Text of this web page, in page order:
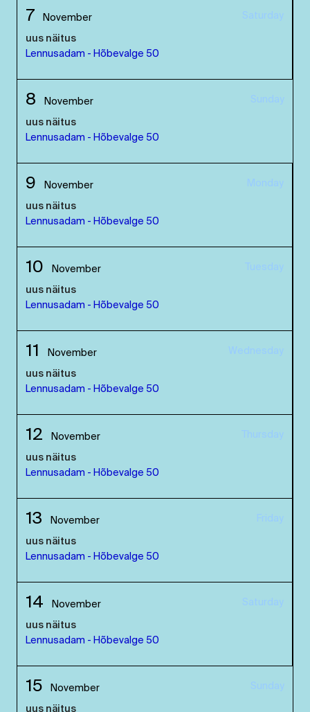
7 November Saturday
uus näitus
Lennusadam - Hõbevalge 50
8 November Sunday
uus näitus
Lennusadam - Hõbevalge 50
9 November Monday
uus näitus
Lennusadam - Hõbevalge 50
10 November Tuesday
uus näitus
Lennusadam - Hõbevalge 50
11 November Wednesday
uus näitus
Lennusadam - Hõbevalge 50
12 November Thursday
uus näitus
Lennusadam - Hõbevalge 50
13 November Friday
uus näitus
Lennusadam - Hõbevalge 50
14 November Saturday
uus näitus
Lennusadam - Hõbevalge 50
15 November Sunday
uus näitus